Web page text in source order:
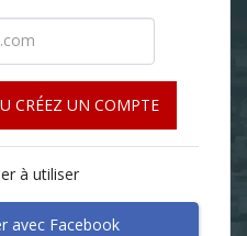
CRÉEZ UN COMPTE
à utiliser
avec Facebook